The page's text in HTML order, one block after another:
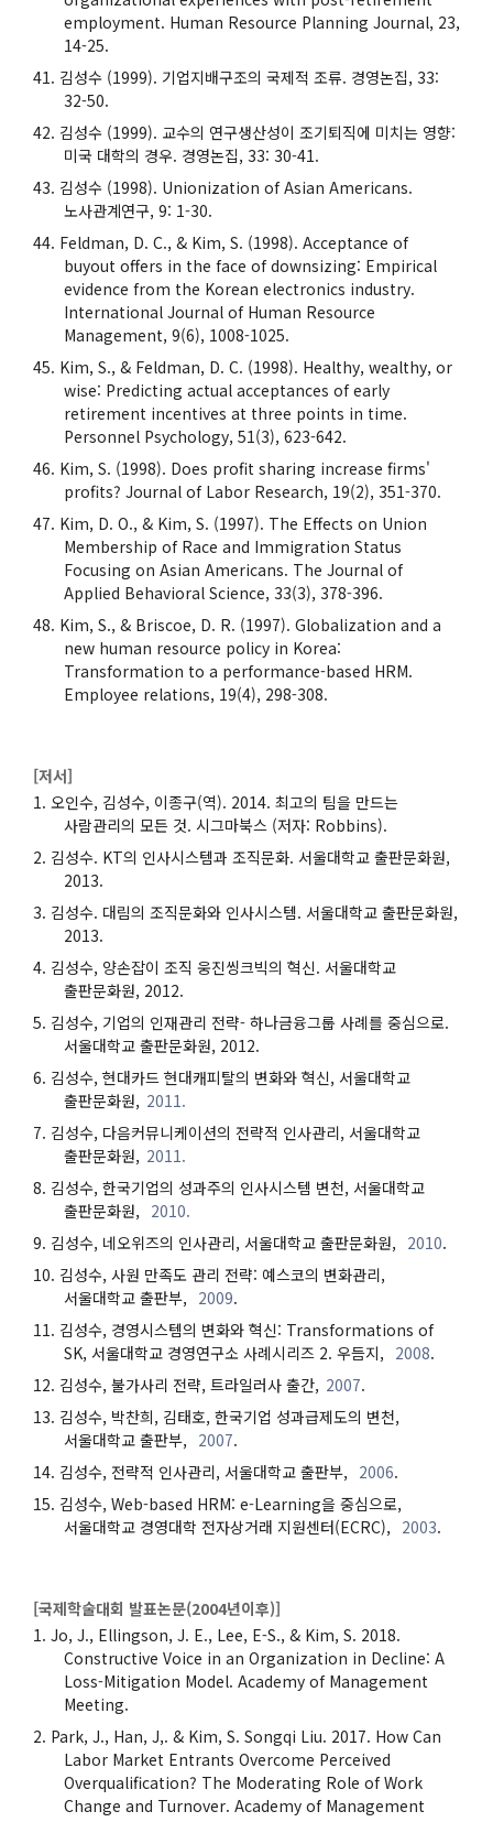
employment. Human Resource Planning Journal, 23,
14-25.
김성수 (1999). 기업지배구조의 국제적 조류. 경영논집, 33:
32-50.
김성수 (1999). 교수의 연구생산성이 조기퇴직에 미치는 영향:
미국 대학의 경우. 경영논집, 33: 30-41.
김성수 (1998). Unionization of Asian Americans.
노사관계연구, 9: 1-30.
Feldman, D. C., & Kim, S. (1998). Acceptance of
buyout offers in the face of downsizing: Empirical
evidence from the Korean electronics industry.
International Journal of Human Resource
Management, 9(6), 1008-1025.
Kim, S., & Feldman, D. C. (1998). Healthy, wealthy, or
wise: Predicting actual acceptances of early
retirement incentives at three points in time.
Personnel Psychology, 51(3), 623-642.
Kim, S. (1998). Does profit sharing increase firms'
profits? Journal of Labor Research, 19(2), 351-370.
Kim, D. O., & Kim, S. (1997). The Effects on Union
Membership of Race and Immigration Status
Focusing on Asian Americans. The Journal of
Applied Behavioral Science, 33(3), 378-396.
Kim, S., & Briscoe, D. R. (1997). Globalization and a
new human resource policy in Korea:
Transformation to a performance-based HRM.
Employee relations, 19(4), 298-308.
[저서]
오인수, 김성수, 이종구(역). 2014. 최고의 팀을 만드는
사람관리의 모든 것. 시그마북스 (저자: Robbins).
김성수. KT의 인사시스템과 조직문화. 서울대학교 출판문화원,
2013.
김성수. 대림의 조직문화와 인사시스템. 서울대학교 출판문화원,
2013.
김성수, 양손잡이 조직 웅진씽크빅의 혁신. 서울대학교
출판문화원, 2012.
김성수, 기업의 인재관리 전략- 하나금융그룹 사례를 중심으로.
서울대학교 출판문화원, 2012.
김성수, 현대카드 현대캐피탈의 변화와 혁신, 서울대학교
출판문화원, 2011.
김성수, 다음커뮤니케이션의 전략적 인사관리, 서울대학교
출판문화원, 2011.
김성수, 한국기업의 성과주의 인사시스템 변천, 서울대학교
출판문화원, 2010.
김성수, 네오위즈의 인사관리, 서울대학교 출판문화원, 2010.
김성수, 사원 만족도 관리 전략: 예스코의 변화관리,
서울대학교 출판부, 2009.
김성수, 경영시스템의 변화와 혁신: Transformations of
SK, 서울대학교 경영연구소 사례시리즈 2. 우듬지, 2008.
김성수, 불가사리 전략, 트라일러사 출간, 2007.
김성수, 박찬희, 김태호, 한국기업 성과급제도의 변천,
서울대학교 출판부, 2007.
김성수, 전략적 인사관리, 서울대학교 출판부, 2006.
김성수, Web-based HRM: e-Learning을 중심으로,
서울대학교 경영대학 전자상거래 지원센터(ECRC), 2003.
[국제학술대회 발표논문(2004년이후)]
Jo, J., Ellingson, J. E., Lee, E-S., & Kim, S. 2018.
Constructive Voice in an Organization in Decline: A
Loss-Mitigation Model. Academy of Management
Meeting.
Park, J., Han, J,. & Kim, S. Songqi Liu. 2017. How Can
Labor Market Entrants Overcome Perceived
Overqualification? The Moderating Role of Work
Change and Turnover. Academy of Management